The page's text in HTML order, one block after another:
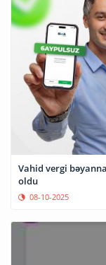
Vahid vergi
oldu
08-10-2025